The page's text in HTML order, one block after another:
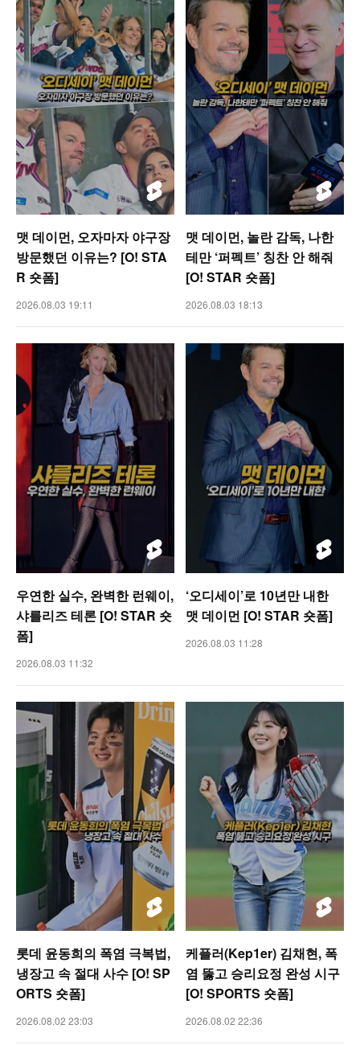
맷 데이먼, 오자마자 야구장
방문했던 이유는? [O! STA
R 숏폼]
2026.08.03 19:11
맷 데이먼, 놀란 감독, 나한
테만 ‘퍼펙트’ 칭찬 안 해줘
[O! STAR 숏폼]
2026.08.03 18:13
우연한 실수, 완벽한 런웨이,
샤를리즈 테론 [O! STAR 숏
폼]
2026.08.03 11:32
‘오디세이’로 10년만 내한
맷 데이먼 [O! STAR 숏폼]
2026.08.03 11:28
롯데 윤동희의 폭염 극복법,
냉장고 속 절대 사수 [O! SP
ORTS 숏폼]
2026.08.02 23:03
케플러(Kep1er) 김채현, 폭
염 뚫고 승리요정 완성 시구
[O! SPORTS 숏폼]
2026.08.02 22:36